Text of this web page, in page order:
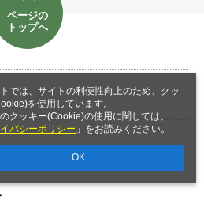
では、サイトの利便性向上のため、クッ
を使用しています。
クッキー(Cookie)の使用に関しては、
バシーポリシー 」をお読みください。
OK
ページの
トップへ